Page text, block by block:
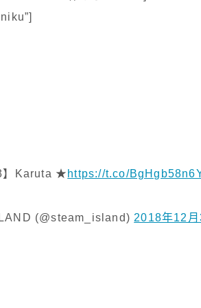
】Karuta ★ https://t.co/
(@steam_island) 2018年12月